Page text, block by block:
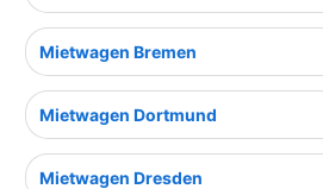
Mietwagen Bremen
Mietwagen Dortmund
Mietwagen Dresden